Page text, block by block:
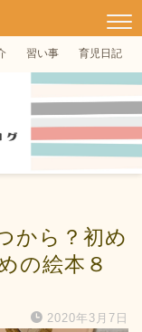
習い事 育児日記
から？初め
の絵本８
2020年3月7日